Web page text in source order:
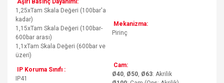
Aşırı Basınç Dayanımı:
1,25xTam Skala Değeri (100bar'a
kadar)
1,15xTam Skala Değeri (100bar-
600bar arası)
1,1xTam Skala Değeri (600bar ve
üzeri)
Mekanizma:
Pirinç
IP Koruma Sınıfı :
IP41
Cam:
Ø40, Ø50, Ø63: Akrilik